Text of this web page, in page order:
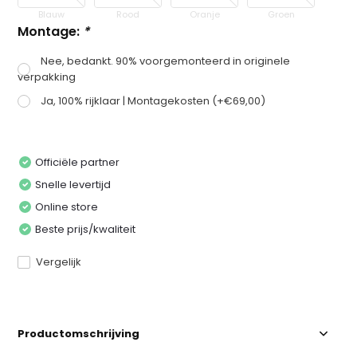
Blauw Rood Oranje Groen
Montage: *
Nee, bedankt. 90% voorgemonteerd in originele
verpakking
Ja, 100% rijklaar | Montagekosten (+€69,00)
Officiële partner
Snelle levertijd
Online store
Beste prijs/kwaliteit
Vergelijk
Productomschrijving